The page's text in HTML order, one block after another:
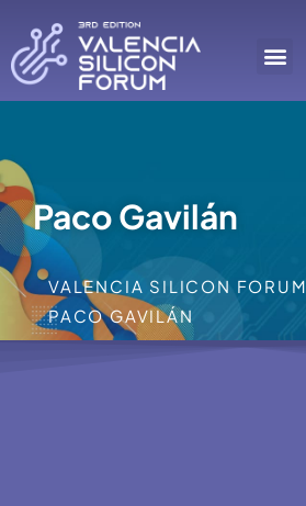
Paco Gavilán
VALENCIA SILICON FORUM
PACO GAVILÁN